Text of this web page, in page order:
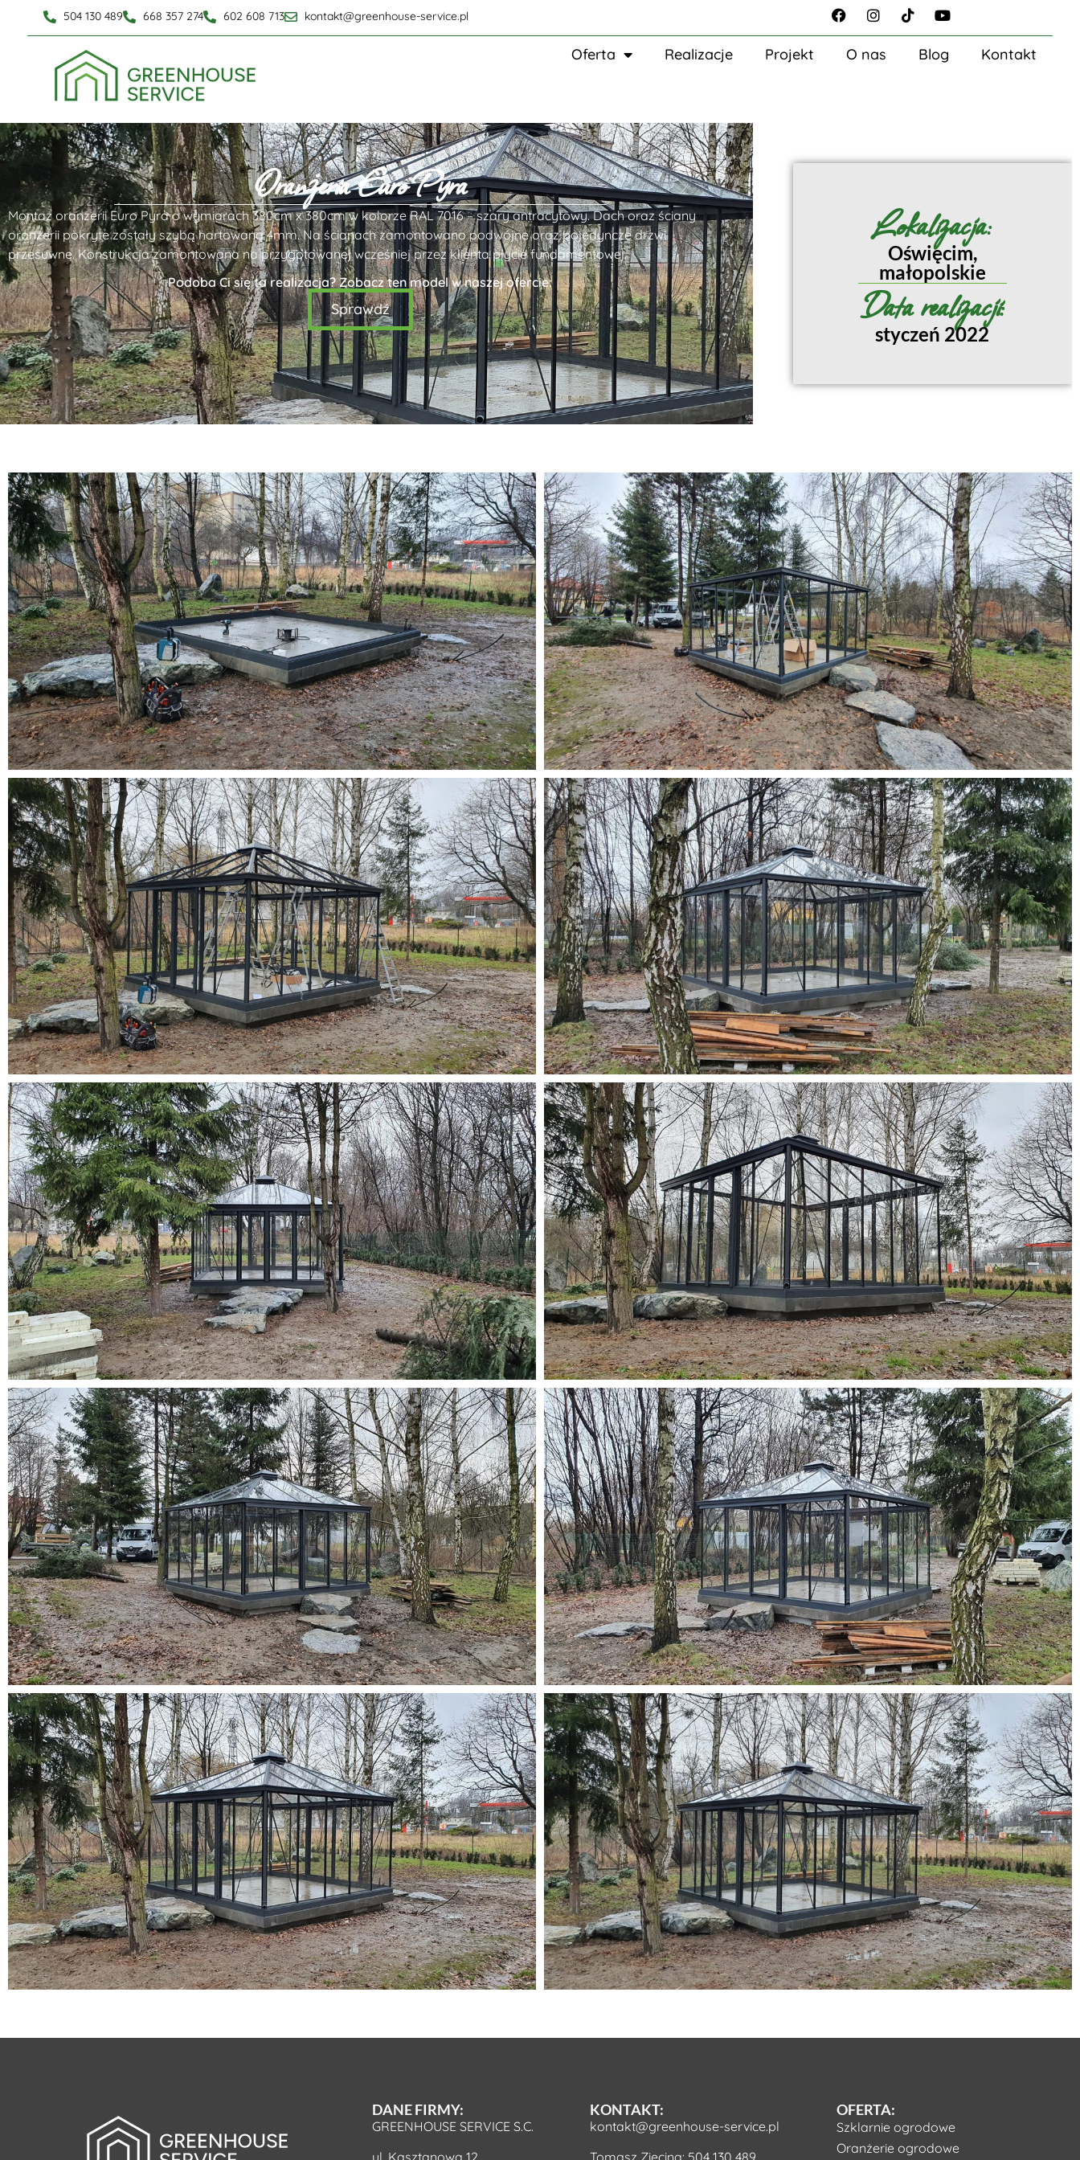
504 130 489 668 357 274 602 608 713 kontakt@greenhouse-service.pl
Oferta Realizacje Projekt O nas Blog Kontakt
Oranżeria Euro Pyra
Montaż oranżerii Euro Pyra o wymiarach 380cm x 380cm w kolorze RAL 7016 – szary antracytowy. Dach oraz ściany
oranżerii pokryte zostały szybą hartowaną 4mm. Na ścianach zamontowano podwójne oraz pojedyncze drzwi
przesuwne. Konstrukcja zamontowana na przygotowanej wcześniej przez klienta płycie fundamentowej.
Podoba Ci się ta realizacja? Zobacz ten model w naszej ofercie:
Sprawdź
Lokalizacja:
Oświęcim,
małopolskie
Data realizacji:
styczeń 2022
DANE FIRMY:
GREENHOUSE SERVICE S.C.
KONTAKT:
kontakt@greenhouse-service.pl
OFERTA:
Szklarnie ogrodowe
Oranżerie ogrodowe